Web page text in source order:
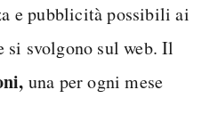
e pubblicità possibili ai
svolgono sul web. Il
una per ogni mese